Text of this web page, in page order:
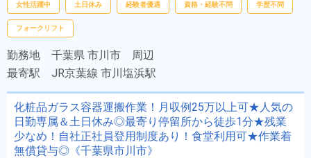
女性活躍中 土日休み 経験者優遇 資格・経験不問 学歴不問
フォークリフト
勤務地 千葉県 市川市 周辺
最寄駅 JR京葉線 市川塩浜駅
化粧品ガラス容器運搬作業！月収例25万以上可★人気の
日勤専属＆土日休み◎最寄り停留所から徒歩1分★残業
少なめ！自社正社員登用制度あり！食堂利用可★作業着
無償貸与◎《千葉県市川市》